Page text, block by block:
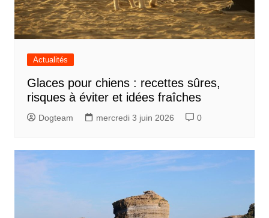
Actualités
Glaces pour chiens : recettes sûres,
risques à éviter et idées fraîches
Dogteam mercredi 3 juin 2026 0